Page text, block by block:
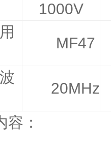
1000V
MF47
20MHz
容 ：